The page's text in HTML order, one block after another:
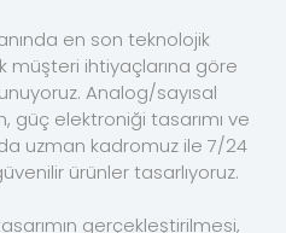
en son teknolojik
müşteri ihtiyaçlarına göre
Analog/sayısal
güç elektroniği tasarımı ve
uzman kadromuz ile 7/24
ürünler tasarlıyoruz.
gerçekleştirilmesi,